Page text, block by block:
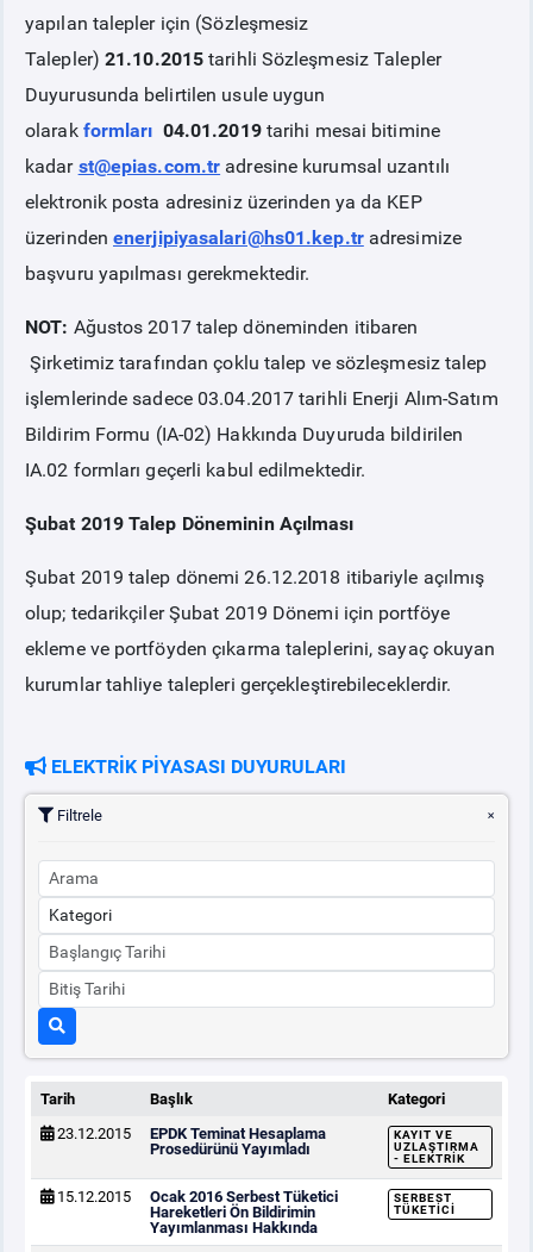
DUYURULAR
BT HİZMET YÖNETİM SİSTEMİ POLİTİKAMIZ
yapılan talepler için (Sözleşmesiz
Talepler) 21.10.2015 tarihli Sözleşmesiz Talepler
Duyurusunda belirtilen usule uygun
olarak formları 04.01.2019tarihi mesai bitimine
kadar st@epias.com.tr adresine kurumsal uzantılı
elektronik posta adresiniz üzerinden ya da KEP
üzerinden enerjipiyasalari@hs01.kep.tradresimize
başvuru yapılması gerekmektedir.
NOT: Ağustos 2017 talep döneminden itibaren
Şirketimiz tarafından çoklu talep ve sözleşmesiz talep
işlemlerinde sadece 03.04.2017 tarihli Enerji Alım-Satım
Bildirim Formu (IA-02) Hakkında Duyuruda bildirilen
IA.02 formları geçerli kabul edilmektedir.
Şubat 2019 Talep Döneminin Açılması
Şubat 2019 talep dönemi 26.12.2018 itibariyle açılmış
olup; tedarikçiler Şubat 2019 Dönemi için portföye
ekleme ve portföyden çıkarma taleplerini, sayaç okuyan
kurumlar tahliye talepleri gerçekleştirebileceklerdir.
ELEKTRİK PİYASASI DUYURULARI
Filtrele
Tarih Başlık
Kategori
23.12.2015
EPDK Teminat Hesaplama
Prosedürünü Yayımladı
KAYIT VE
UZLAŞTIRMA
- ELEKTRIK
15.12.2015
Ocak 2016 Serbest Tüketici
Hareketleri Ön Bildirimin
Yayımlanması Hakkında
SERBEST
TÜKETICI